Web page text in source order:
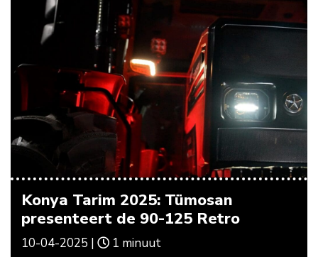
Konya Tarim 2025: Tümosan
presenteert de 90-125 Retro
10-04-2025 | 1 minuut